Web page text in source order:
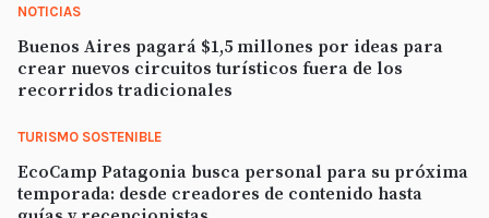
NOTICIAS
Buenos Aires pagará $1,5 millones por ideas para
crear nuevos circuitos turísticos fuera de los
recorridos tradicionales
TURISMO SOSTENIBLE
EcoCamp Patagonia busca personal para su próxima
temporada: desde creadores de contenido hasta